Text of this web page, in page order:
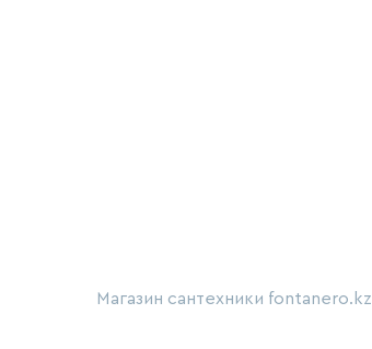
Магазин сантехники fontanero.kz